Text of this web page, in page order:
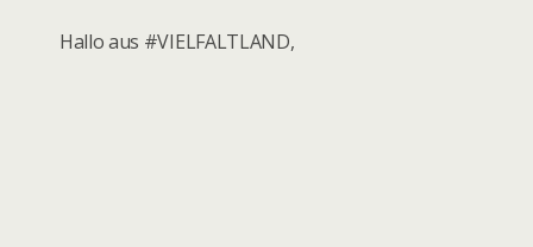
Hallo aus #VIELFALTLAND,